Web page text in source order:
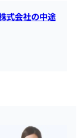
式会社の中途